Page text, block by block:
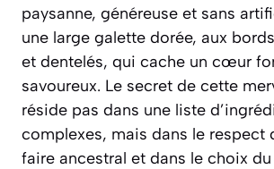
paysanne, généreuse et sans
une large galette dorée, aux
et dentelés, qui cache un cœur
savoureux. Le secret de cette
réside pas dans une liste
complexes, mais dans le respect
faire ancestral et dans le choix